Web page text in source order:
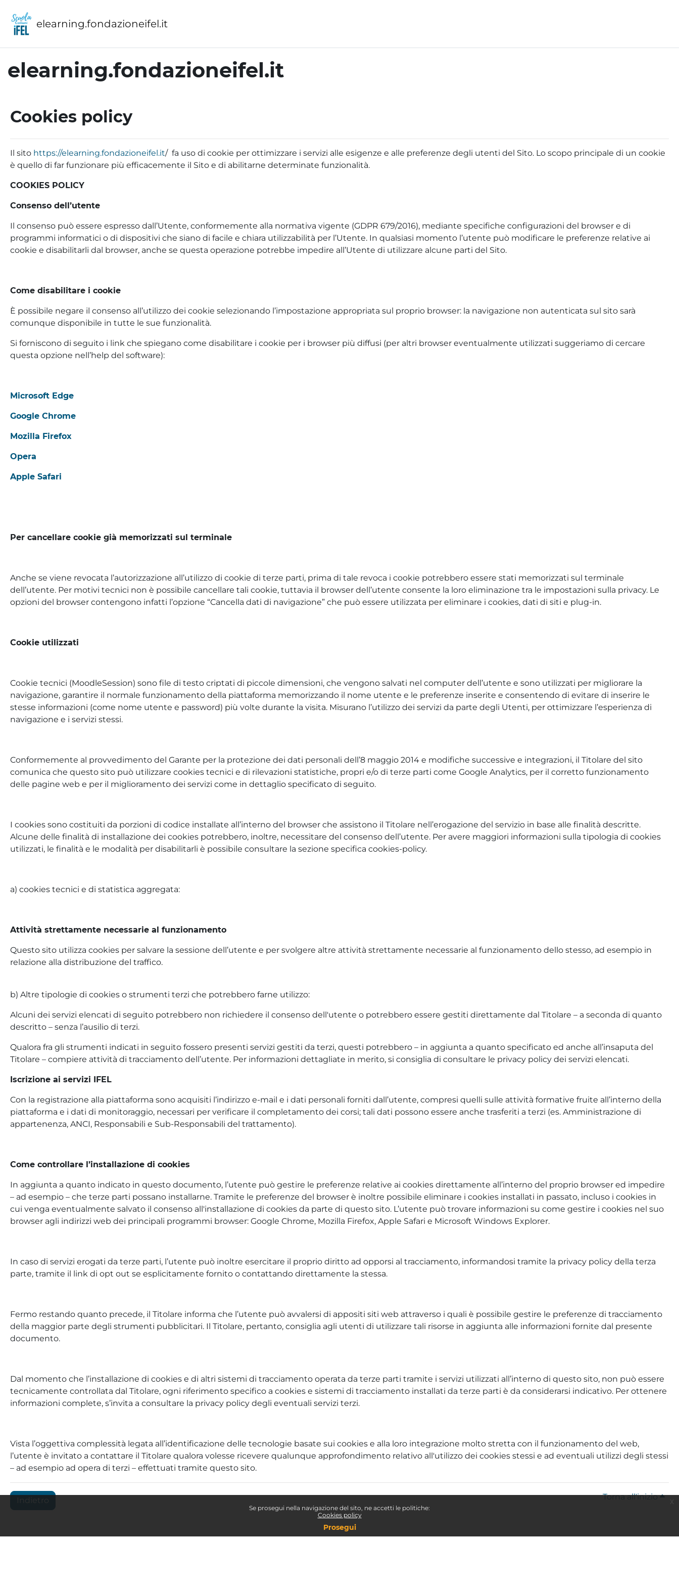
Se prosegui nella navigazione del sito, ne accetti le politiche:
Cookies policy
Prosegui
elearning.fondazioneifel.it
elearning.fondazioneifel.it
Cookies policy
Il sito https://elearning.fondazioneifel.it/ fa uso di cookie per ottimizzare i servizi alle esigenze e alle preferenze degli utenti del Sito. Lo scopo principale di un cookie
è quello di far funzionare più efficacemente il Sito e di abilitarne determinate funzionalità.
COOKIES POLICY
Consenso dell’utente
Il consenso può essere espresso dall’Utente, conformemente alla normativa vigente (GDPR 679/2016), mediante specifiche configurazioni del browser e di
programmi informatici o di dispositivi che siano di facile e chiara utilizzabilità per l’Utente. In qualsiasi momento l’utente può modificare le preferenze relative ai
cookie e disabilitarli dal browser, anche se questa operazione potrebbe impedire all’Utente di utilizzare alcune parti del Sito.
Come disabilitare i cookie
È possibile negare il consenso all’utilizzo dei cookie selezionando l’impostazione appropriata sul proprio browser: la navigazione non autenticata sul sito sarà
comunque disponibile in tutte le sue funzionalità.
Si forniscono di seguito i link che spiegano come disabilitare i cookie per i browser più diffusi (per altri browser eventualmente utilizzati suggeriamo di cercare
questa opzione nell’help del software):
Microsoft Edge
Google Chrome
Mozilla Firefox
Opera
Apple Safari
Per cancellare cookie già memorizzati sul terminale
Anche se viene revocata l’autorizzazione all’utilizzo di cookie di terze parti, prima di tale revoca i cookie potrebbero essere stati memorizzati sul terminale
dell’utente. Per motivi tecnici non è possibile cancellare tali cookie, tuttavia il browser dell’utente consente la loro eliminazione tra le impostazioni sulla privacy. Le
opzioni del browser contengono infatti l’opzione “Cancella dati di navigazione” che può essere utilizzata per eliminare i cookies, dati di siti e plug-in.
Cookie utilizzati
Cookie tecnici (MoodleSession) sono file di testo criptati di piccole dimensioni, che vengono salvati nel computer dell’utente e sono utilizzati per migliorare la
navigazione, garantire il normale funzionamento della piattaforma memorizzando il nome utente e le preferenze inserite e consentendo di evitare di inserire le
stesse informazioni (come nome utente e password) più volte durante la visita. Misurano l’utilizzo dei servizi da parte degli Utenti, per ottimizzare l’esperienza di
navigazione e i servizi stessi.
Conformemente al provvedimento del Garante per la protezione dei dati personali dell’8 maggio 2014 e modifiche successive e integrazioni, il Titolare del sito
comunica che questo sito può utilizzare cookies tecnici e di rilevazioni statistiche, propri e/o di terze parti come Google Analytics, per il corretto funzionamento
delle pagine web e per il miglioramento dei servizi come in dettaglio specificato di seguito.
I cookies sono costituiti da porzioni di codice installate all’interno del browser che assistono il Titolare nell’erogazione del servizio in base alle finalità descritte.
Alcune delle finalità di installazione dei cookies potrebbero, inoltre, necessitare del consenso dell’utente. Per avere maggiori informazioni sulla tipologia di cookies
utilizzati, le finalità e le modalità per disabilitarli è possibile consultare la sezione specifica cookies-policy.
a) cookies tecnici e di statistica aggregata:
Attività strettamente necessarie al funzionamento
Questo sito utilizza cookies per salvare la sessione dell’utente e per svolgere altre attività strettamente necessarie al funzionamento dello stesso, ad esempio in
relazione alla distribuzione del traffico.
b) Altre tipologie di cookies o strumenti terzi che potrebbero farne utilizzo:
Alcuni dei servizi elencati di seguito potrebbero non richiedere il consenso dell'utente o potrebbero essere gestiti direttamente dal Titolare – a seconda di quanto
descritto – senza l’ausilio di terzi.
Qualora fra gli strumenti indicati in seguito fossero presenti servizi gestiti da terzi, questi potrebbero – in aggiunta a quanto specificato ed anche all’insaputa del
Titolare – compiere attività di tracciamento dell’utente. Per informazioni dettagliate in merito, si consiglia di consultare le privacy policy dei servizi elencati.
Iscrizione ai servizi IFEL
Con la registrazione alla piattaforma sono acquisiti l’indirizzo e-mail e i dati personali forniti dall’utente, compresi quelli sulle attività formative fruite all’interno della
piattaforma e i dati di monitoraggio, necessari per verificare il completamento dei corsi; tali dati possono essere anche trasferiti a terzi (es. Amministrazione di
appartenenza, ANCI, Responsabili e Sub-Responsabili del trattamento).
Come controllare l’installazione di cookies
In aggiunta a quanto indicato in questo documento, l’utente può gestire le preferenze relative ai cookies direttamente all’interno del proprio browser ed impedire
– ad esempio – che terze parti possano installarne. Tramite le preferenze del browser è inoltre possibile eliminare i cookies installati in passato, incluso i cookies in
cui venga eventualmente salvato il consenso all'installazione di cookies da parte di questo sito. L’utente può trovare informazioni su come gestire i cookies nel suo
browser agli indirizzi web dei principali programmi browser: Google Chrome, Mozilla Firefox, Apple Safari e Microsoft Windows Explorer.
In caso di servizi erogati da terze parti, l’utente può inoltre esercitare il proprio diritto ad opporsi al tracciamento, informandosi tramite la privacy policy della terza
parte, tramite il link di opt out se esplicitamente fornito o contattando direttamente la stessa.
Fermo restando quanto precede, il Titolare informa che l’utente può avvalersi di appositi siti web attraverso i quali è possibile gestire le preferenze di tracciamento
della maggior parte degli strumenti pubblicitari. Il Titolare, pertanto, consiglia agli utenti di utilizzare tali risorse in aggiunta alle informazioni fornite dal presente
documento.
Dal momento che l’installazione di cookies e di altri sistemi di tracciamento operata da terze parti tramite i servizi utilizzati all’interno di questo sito, non può essere
tecnicamente controllata dal Titolare, ogni riferimento specifico a cookies e sistemi di tracciamento installati da terze parti è da considerarsi indicativo. Per ottenere
informazioni complete, s’invita a consultare la privacy policy degli eventuali servizi terzi.
Vista l’oggettiva complessità legata all’identificazione delle tecnologie basate sui cookies e alla loro integrazione molto stretta con il funzionamento del web,
l’utente è invitato a contattare il Titolare qualora volesse ricevere qualunque approfondimento relativo all'utilizzo dei cookies stessi e ad eventuali utilizzi degli stessi
– ad esempio ad opera di terzi – effettuati tramite questo sito.
Indietro Torna all'inizio